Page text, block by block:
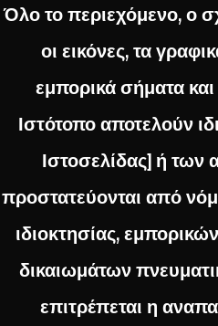
Όλο το περιεχόμενο, ο
οι εικόνες, τα
εμπορικά σήματα
Ιστότοπο αποτελούν
Ιστοσελίδας] ή των
προστατεύονται από
ιδιοκτησίας,
δικαιωμάτων
επιτρέπεται η